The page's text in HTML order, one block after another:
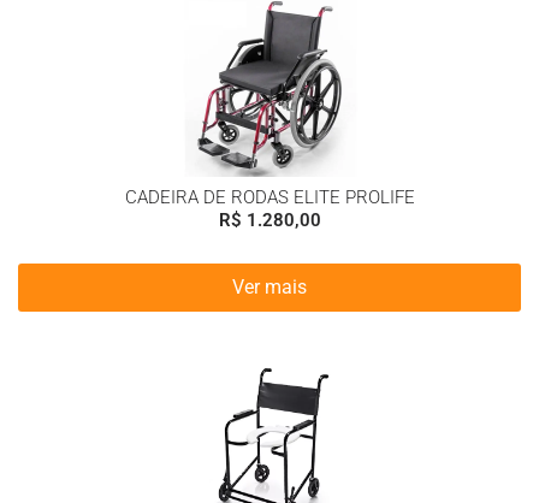
CADEIRA DE RODAS ELITE PROLIFE
R$ 1.280,00
Ver mais